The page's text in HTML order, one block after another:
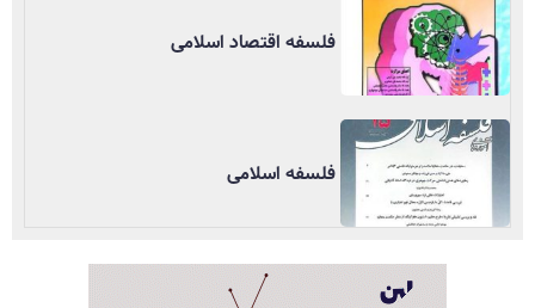
فلسفه اقتصاد اسلامی
فلسفه اسلامی